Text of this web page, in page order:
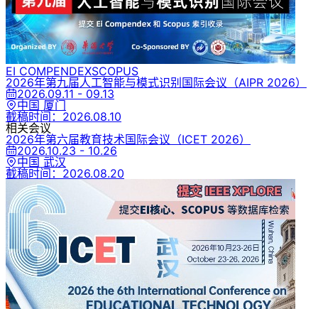
EI COMPENDEXSCOPUS
2026年第九届人工智能与模式识别国际会议 （AIPR 2026）
2026.09.11 - 09.13
中国 厦门
截稿时间： 2026.08.10
相关会议
2026年第六届教育技术国际会议 （ICET 2026）
2026.10.23 - 10.26
中国 武汉
截稿时间： 2026.08.20